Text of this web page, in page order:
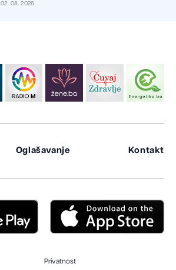
02. 08. 2026.
Oglašavanje Kontakt
Privatnost